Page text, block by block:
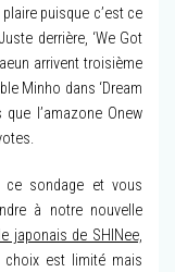
puisque c’est ce
derrière, ‘We Got
arrivent troisième
Minho dans ‘Dream
que l’amazone Onew
ce sondage et vous
à notre nouvelle
japonais de SHINee,
choix est limité mais